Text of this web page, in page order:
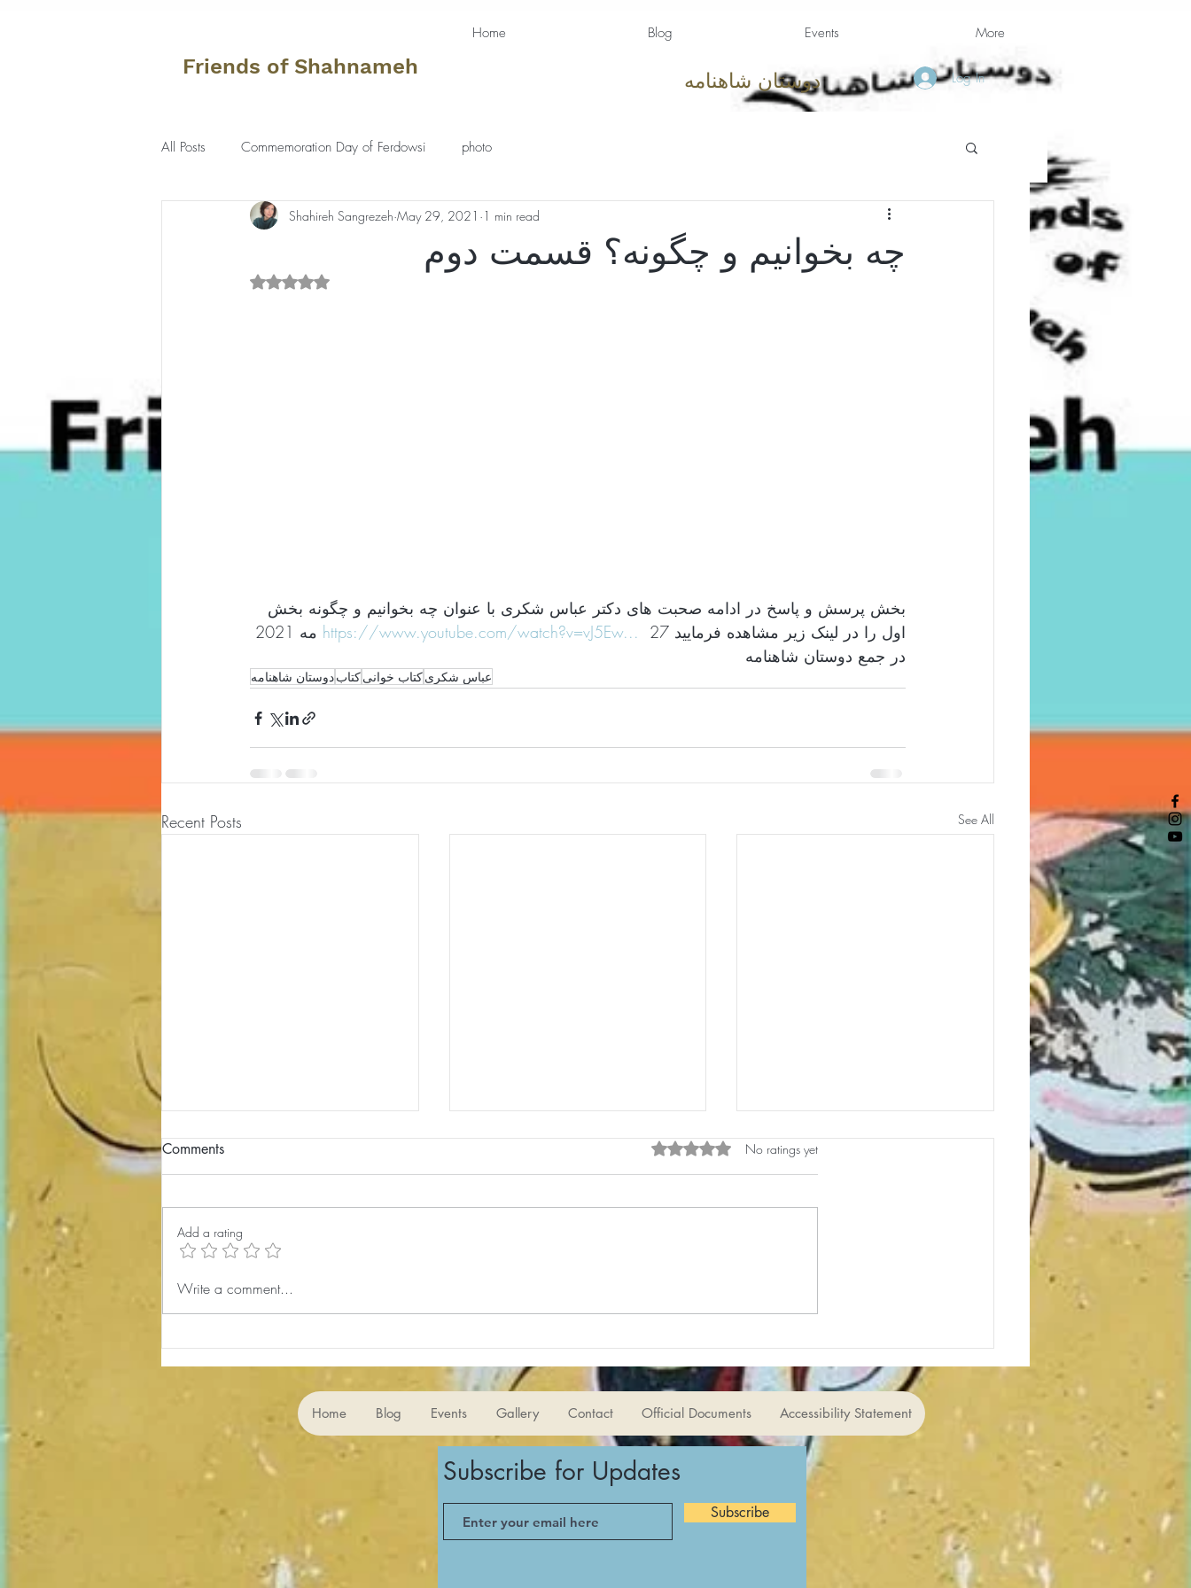
Friends of Shahnameh
Home Blog Events More
دوستان شاهنامه Log In
All Posts Commemoration Day of Ferdowsi photo
چه بخوانیم و چگونه؟ قسمت دوم
Shahireh Sangrezeh May 29, 2021 1 min read
Rated NaN out of 5 stars.
بخش پرسش و پاسخ در ادامه صحبت های دکتر عباس شکری با عنوان چه بخوانیم و چگونه بخش
اول را در لینک زیر مشاهده فرمایید
https://www.youtube.com/watch?v=vJ5Ew...
در جمع دوستان شاهنامه
دوستان شاهنامهکتابکتاب خوانیعباس شکری
Recent Posts See All
کارگاه شاهنامه‌خوانی 176،
پادشاهی لهراسپ 2، Lohrasp 2
مروری بر داستان‌های قبل،
Comments Rated 0 out of 5 stars.
No ratings yet
Add a rating
Write a comment...
Home Blog Events Gallery Contact Official Documents Accessibility Statement
Subscribe for Updates
Subscribe